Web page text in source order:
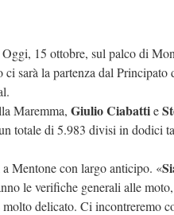
Oggi, 15 ottobre, sul palco di
ci sarà la partenza dal
Maremma, Giulio Ciabattie
totale di 5.983 divisi in dodici
Mentone con largo anticipo. «
le verifiche generali alle
molto delicato. Ci incontreremo